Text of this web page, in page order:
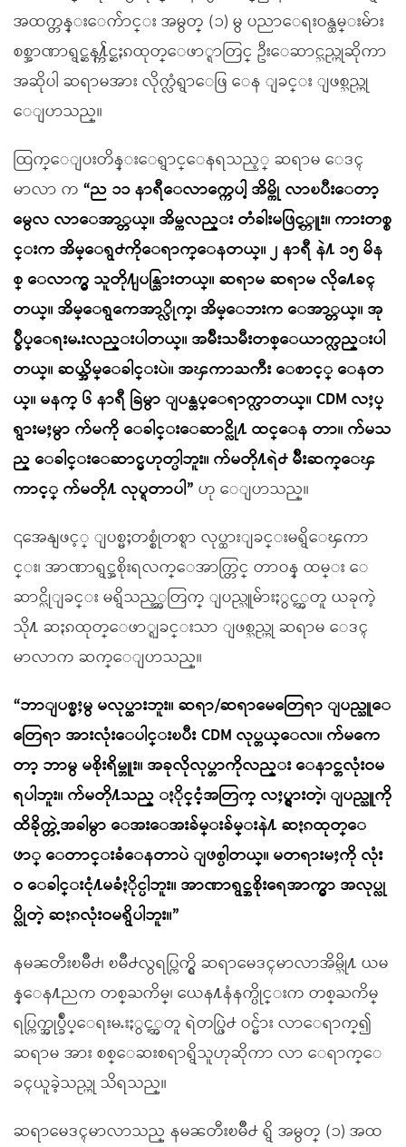
အထက္တန္းေက်ာင္း အမွတ္ (၁) မွ ပညာေရးဝန္ထမ္းမ်ား
စစ္အာဏာရွင္ဆန႔္က်င္ဆႏၵထုတ္ေဖာ္ရာတြင္ ဦးေဆာင္သည္ဟုဆိုကာ
အဆိုပါ ဆရာမအား လိုက္လံရွာေဖြ ေန ျခင္း ျဖစ္သည္ဟု
ေျပာသည္။
ထြက္ေျပးတိန္းေရွာင္ေနရသည့္ ဆရာမ ေဒၚ
မာလာ က “ည ၁၁ နာရီေလာက္ကေပါ့ အိမ္ကို လာၿပီးေတာ့
မွေလ လာေအာ္တယ္။ အိမ္ကလည္း တံခါးမဖြင့္ဘူး။ ကားတစ္စ
င္းက အိမ္ေရွ႕ကိုေရာက္ေနတယ္။ ၂ နာရီ နဲ႔ ၁၅ မိန
စ္ ေလာက္မွ သူတို႔ျပန္သြားတယ္။ ဆရာမ ဆရာမ လို႔ေခၚ
တယ္။ အိမ္ေရွကေအာ္လိုက္၊ အိမ္ေဘးက ေအာ္တယ္။ အု
ပ္ခ်ဳပ္ေရးမႉးလည္းပါတယ္။ အမ်ိဳးသမီးတစ္ေယာက္လည္းပါ
တယ္။ ဆယ္အိမ္ေခါင္းပဲ။ အၾကာႀကီး ေစာင့္ ေနတ
ယ္။ မနက္ ၆ နာရီ ခြဲမွာ ျပန္ထပ္ေရာက္လာတယ္။ CDM လႈပ္
ရွားမႈမွာ က်မကို ေခါင္းေဆာင္လို႔ ထင္ေန တာ။ က်မသ
ည္ ေခါင္းေဆာင္မဟုတ္ပါဘူး။ က်မတို႔ရဲ႕ မ်ိဳးဆက္ေၾ
ကာင့္ က်မတို႔ လုပ္ရတာပါ” ဟု ေျပာသည္။
၎အေနျဖင့္ ျပစ္မႈတစ္စုံတစ္ရာ လုပ္ထားျခင္းမရွိေၾကာ
င္း၊ အာဏာရွင္အစိုးရလက္ေအာက္တြင္ တာဝန္ ထမ္း ေ
ဆာင္လိုျခင္း မရွိသည့္အတြက္ ျပည္သူမ်ားႏွင့္အတူ ယခုကဲ့
သို႔ ဆႏၵထုတ္ေဖာ္ရျခင္းသာ ျဖစ္သည္ဟု ဆရာမ ေဒၚ
မာလာက ဆက္ေျပာသည္။
“ဘာျပစ္မႈမွ မလုပ္ထားဘူး။ ဆရာ/ဆရာမေတြေရာ ျပည္သူေ
တြေရာ အားလုံးေပါင္းၿပီး CDM လုပ္တယ္ေလ။ က်မကေ
တာ့ ဘာမွ မစိုးရိမ္ဘူး။ အခုလိုလုပ္တာကိုလည္း ေနာင္တလုံးဝမ
ရပါဘူး။ က်မတို႔သည္ ႏိုင္ငံ့အတြက္ လႈပ္ရွားတဲ့၊ ျပည္သူကို
ထိခိုက္တဲ့အခါမွာ ေအးေအးခ်မ္းခ်မ္းနဲ႔ ဆႏၵထုတ္ေ
ဖာ္ ေတာင္းခံေနတာပဲ ျဖစ္ပါတယ္။ မတရားမႈကို လုံး
ဝ ေခါင္းငုံ႔မခံႏိုင္ပါဘူး။ အာဏာရွင္အစိုးရေအာက္မွာ အလုပ္လု
ပ္လိုတဲ့ ဆႏၵလုံးဝမရွိပါဘူး။”
နမၼတီးၿမိဳ႕၊ ၿမိဳ႕လွရပ္ကြက္ရွိ ဆရာမေဒၚမာလာအိမ္သို႔ ယမ
န္ေန႔ညက တစ္ႀကိမ္၊ ယေန႔နံနက္ပိုင္းက တစ္ႀကိမ္
ရပ္ကြက္အုပ္ခ်ဳပ္ေရးမႉးႏွင့္အတူ ရဲတပ္ဖြဲ႕ ဝင္မ်ား လာေရာက္၍
ဆရာမ အား စစ္ေဆးစရာရွိသူဟုဆိုကာ လာ ေရာက္ေ
ခၚယူခဲ့သည္ဟု သိရသည္။
ဆရာမေဒၚမာလာသည္ နမၼတီးၿမိဳ႕ ရွိ အမွတ္ (၁) အထ